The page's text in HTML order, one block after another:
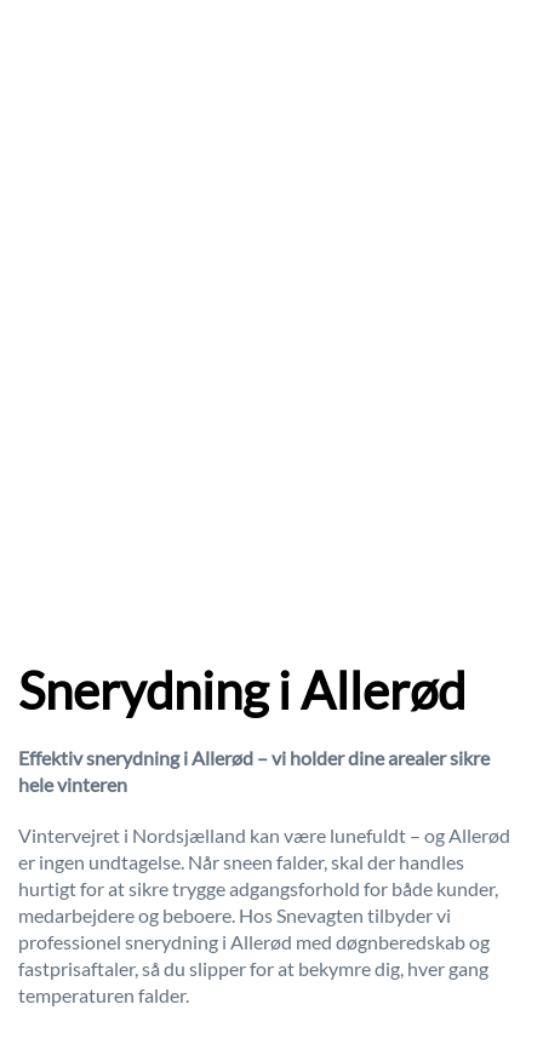
Snerydning i Allerød
Effektiv snerydning i Allerød – vi holder dine arealer sikre
hele vinteren
Vintervejret i Nordsjælland kan være lunefuldt – og Allerød
er ingen undtagelse. Når sneen falder, skal der handles
hurtigt for at sikre trygge adgangsforhold for både kunder,
medarbejdere og beboere. Hos Snevagten tilbyder vi
professionel snerydning i Allerød med døgnberedskab og
fastprisaftaler, så du slipper for at bekymre dig, hver gang
temperaturen falder.